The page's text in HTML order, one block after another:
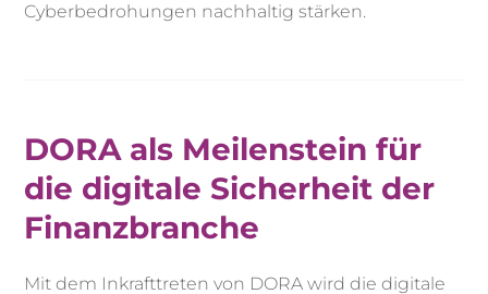
Cyberbedrohungen nachhaltig stärken.
DORA als Meilenstein für
die digitale Sicherheit der
Finanzbranche
Mit dem Inkrafttreten von DORA wird die digitale